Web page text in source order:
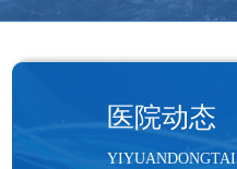
医院动态
YIYUANDONGTAI